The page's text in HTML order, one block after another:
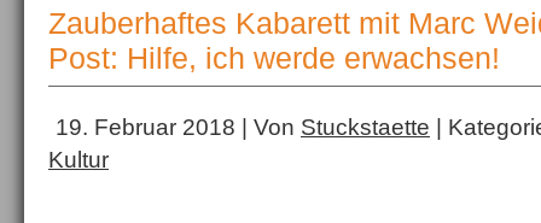
Zauberhaftes Kabarett mit Marc
Post: Hilfe, ich werde erwachsen!
19. Februar 2018 | Von Stuckstaette |
Kultur